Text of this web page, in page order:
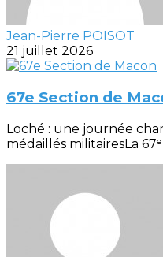
Jean-Pierre POISOT
21 juillet 2026
67e Section de
Loché : une journée
médaillés militairesLa